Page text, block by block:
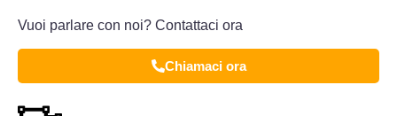
Vuoi parlare con noi? Contattaci ora
Chiamaci ora